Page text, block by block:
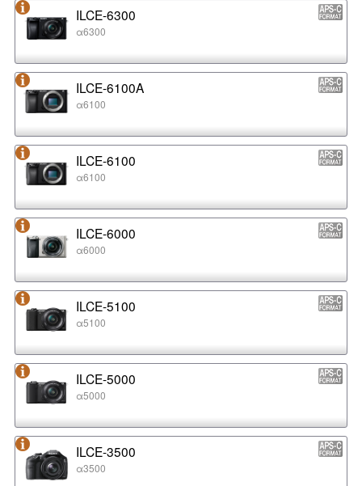
ILCE-6300
α6300
ILCE-6100A
α6100
ILCE-6100
α6100
ILCE-6000
α6000
ILCE-5100
α5100
ILCE-5000
α5000
ILCE-3500
α3500